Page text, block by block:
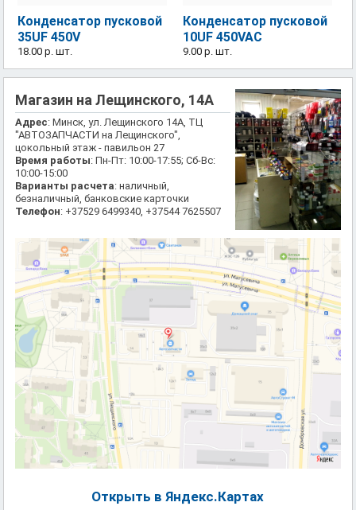
Конденсатор пусковой
35UF 450V
18.00 р. шт.
Конденсатор пусковой
10UF 450VAC
9.00 р. шт.
Магазин на Лещинского, 14А
Адрес: Минск, ул. Лещинского 14А, ТЦ
"АВТОЗАПЧАСТИ на Лещинского",
цокольный этаж - павильон 27
Время работы: Пн-Пт: 10:00-17:55; Сб-Вс:
10:00-15:00
Варианты расчета: наличный,
безналичный, банковские карточки
Телефон: +37529 6499340, +37544 7625507
Открыть в Яндекс.Картах